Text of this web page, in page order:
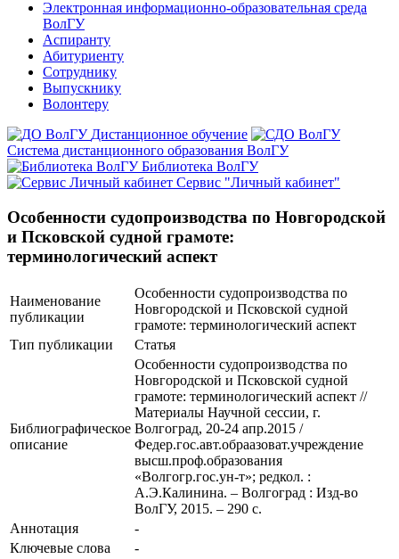
Электронная информационно-образовательная среда
ВолГУ
Аспиранту
Абитуриенту
Сотруднику
Выпускнику
Волонтеру
Дистанционное обучение
Система дистанционного образования ВолГУ
Библиотека ВолГУ
Сервис "Личный кабинет"
Особенности судопроизводства по Новгородской
и Псковской судной грамоте:
терминологический аспект
Наименование
публикации
Особенности судопроизводства по
Новгородской и Псковской судной
грамоте: терминологический аспект
Тип публикации
Статья
Библиографическое
описание
Особенности судопроизводства по
Новгородской и Псковской судной
грамоте: терминологический аспект //
Материалы Научной сессии, г.
Волгоград, 20-24 апр.2015 /
Федер.гос.авт.обраазоват.учреждение
высш.проф.образования
«Волгогр.гос.ун-т»; редкол. :
А.Э.Калинина. – Волгоград : Изд-во
ВолГУ, 2015. – 290 с.
Аннотация
-
Ключевые cлова
-